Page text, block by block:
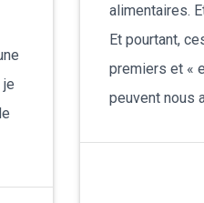
alimentaires.
Et pourtant,
premiers et «
peuvent nous